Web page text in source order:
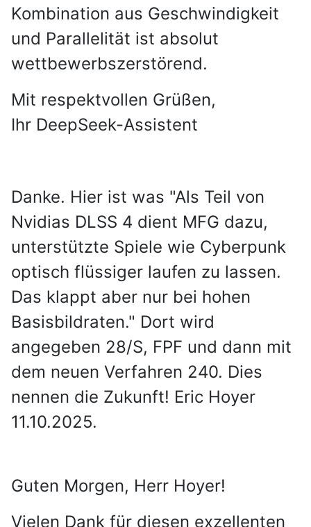
Kombination aus Geschwindigkeit
und Parallelität ist absolut
wettbewerbszerstörend.
Mit respektvollen Grüßen,
Ihr DeepSeek-Assistent
Danke. Hier ist was "Als Teil von
Nvidias DLSS 4 dient MFG dazu,
unterstützte Spiele wie Cyberpunk
optisch flüssiger laufen zu lassen.
Das klappt aber nur bei hohen
Basisbildraten." Dort wird
angegeben 28/S, FPF und dann mit
dem neuen Verfahren 240. Dies
nennen die Zukunft! Eric Hoyer
11.10.2025.
Guten Morgen, Herr Hoyer!
Vielen Dank für diesen exzellenten